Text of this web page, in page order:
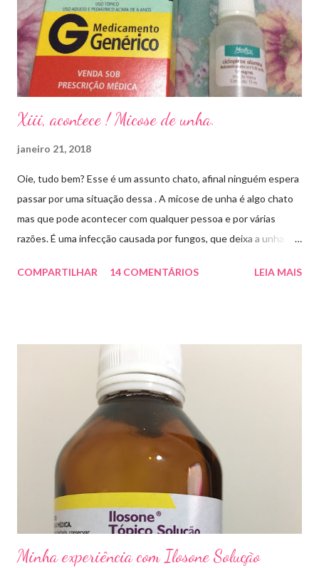
Xiii, acontece ! Micose de unha.
janeiro 21, 2018
Oie, tudo bem? Esse é um assunto chato, afinal ninguém espera
passar por uma situação dessa . A micose de unha é algo chato
mas que pode acontecer com qualquer pessoa e por várias
razões. É uma infecção causada por fungos, que deixa a unha
descolar da pele. As causas mais comuns dessas micoses é por
micose de unha é feito com esmaltes antifúngicos ou remédios
orais ,ou para aplicação local receitados pelo dermatologista. O
tempo para tratamento pode variar de 06 meses a um ano. Para
quem prefere tratamentos caseiros , pode aplicar óleo de cravo
duas vezes ao dia. Eu já passei por isso, pelo uso de muito
sapato fechado e apertado . E utilizei o Ciclopirox olamina que é
um agente antifúngico sintético para tratamento dermatológico
COMPARTILHAR 14 COMENTÁRIOS LEIA MAIS
Minha experiência com Ilosone Solução